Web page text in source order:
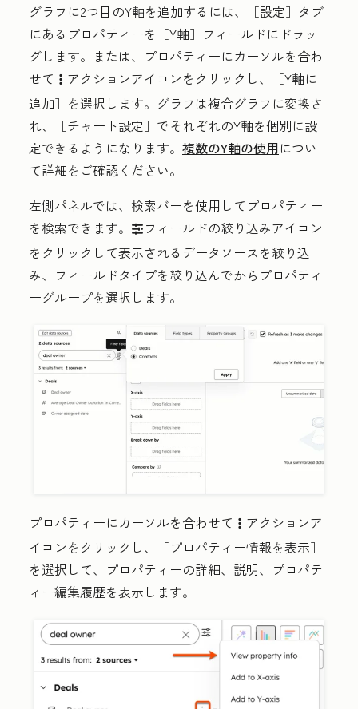
グラフに2つ目のY軸を追加するには、［設定］タブ
にあるプロパティーを［Y軸］ フィールドにドラッ
グします。または、プロパティーにカーソルを合わ
せて verticalMenu アクションアイコンをクリックし、［Y軸に
追加］ を選択します。グラフは複合グラフに変換さ
れ、［チャート設定］でそれぞれのY軸を個別に設
定できるようになります。 複数のY軸の使用につい
て詳細をご確認ください。
左側パネルでは、 検索バーを使用してプロパティー
を検索できます。
filter フィールドの絞り込みアイコン
をクリックして表示されるデータソースを絞り込
み、フィールドタイプを絞り込んでからプロパティ
ーグループを選択します。
プロパティーにカーソルを合わせて verticalMenuA アクションア
イコンをクリックし、［プロパティー情報を表示］
を選択して、プロパティーの詳細、説明、プロパテ
ィー編集履歴を表示します。